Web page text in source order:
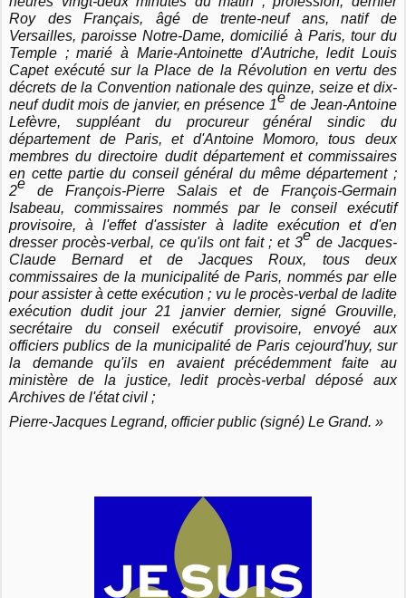
Roy des Français, âgé de trente-neuf ans, natif de
Versailles, paroisse Notre-Dame, domicilié à Paris, tour du
Temple ; marié à Marie-Antoinette d'Autriche, ledit Louis
Capet exécuté sur la Place de la Révolution en vertu des
décrets de la Convention nationale des quinze, seize et dix-
neuf dudit mois de janvier, en présence 1e de Jean-Antoine
Lefèvre, suppléant du procureur général sindic du
département de Paris, et d'Antoine Momoro, tous deux
membres du directoire dudit département et commissaires
en cette partie du conseil général du même département ;
2e de François-Pierre Salais et de François-Germain
Isabeau, commissaires nommés par le conseil exécutif
provisoire, à l'effet d'assister à ladite exécution et d'en
dresser procès-verbal, ce qu'ils ont fait ; et 3e de Jacques-
Claude Bernard et de Jacques Roux, tous deux
commissaires de la municipalité de Paris, nommés par elle
pour assister à cette exécution ; vu le procès-verbal de ladite
exécution dudit jour 21 janvier dernier, signé Grouville,
secrétaire du conseil exécutif provisoire, envoyé aux
officiers publics de la municipalité de Paris cejourd'huy, sur
la demande qu'ils en avaient précédemment faite au
ministère de la justice, ledit procès-verbal déposé aux
Archives de l'état civil ;
Pierre-Jacques Legrand, officier public (signé) Le Grand. »